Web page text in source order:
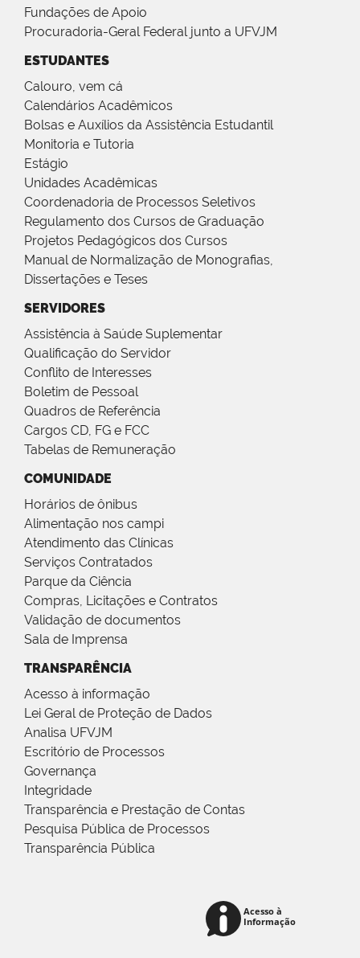
Fundações de Apoio
Procuradoria-Geral Federal junto a UFVJM
ESTUDANTES
Calouro, vem cá
Calendários Acadêmicos
Bolsas e Auxílios da Assistência Estudantil
Monitoria e Tutoria
Estágio
Unidades Acadêmicas
Coordenadoria de Processos Seletivos
Regulamento dos Cursos de Graduação
Projetos Pedagógicos dos Cursos
Manual de Normalização de Monografias,
Dissertações e Teses
SERVIDORES
Assistência à Saúde Suplementar
Qualificação do Servidor
Conflito de Interesses
Boletim de Pessoal
Quadros de Referência
Cargos CD, FG e FCC
Tabelas de Remuneração
COMUNIDADE
Horários de ônibus
Alimentação nos campi
Atendimento das Clínicas
Serviços Contratados
Parque da Ciência
Compras, Licitações e Contratos
Validação de documentos
Sala de Imprensa
TRANSPARÊNCIA
Acesso à informação
Lei Geral de Proteção de Dados
Analisa UFVJM
Escritório de Processos
Governança
Integridade
Transparência e Prestação de Contas
Pesquisa Pública de Processos
Transparência Pública